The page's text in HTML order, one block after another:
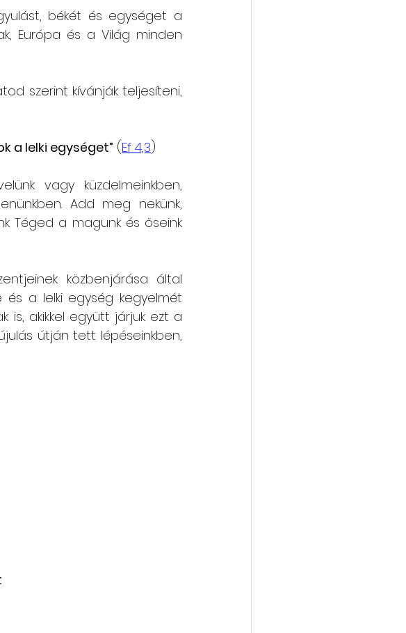
békét és egységet a
Európa és a Világ minden
szerint kívánják teljesíteni,
a lelki egységet” (Ef 4,3)
vagy küzdelmeinkben,
Add meg nekünk,
Téged a magunk és őseink
közbenjárása által
a lelki egység kegyelmét
is, akikkel együtt járjuk ezt a
útján tett lépéseinkben,